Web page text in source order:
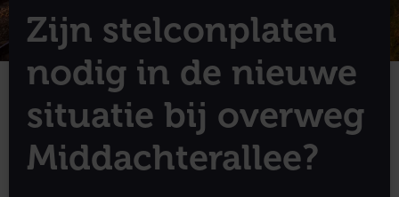
Zijn stelconplaten
nodig in de nieuwe
situatie bij overweg
Middachterallee?